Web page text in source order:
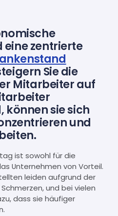
zentrierte
Sie die
Mitarbeiter auf
können sie sich
und
ist sowohl für die
Unternehmen von Vorteil.
leiden aufgrund der
und bei vielen
dass sie häufiger